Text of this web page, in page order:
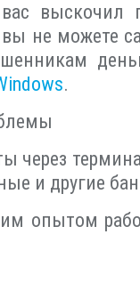
вас
не можете
.
и другие
опытом